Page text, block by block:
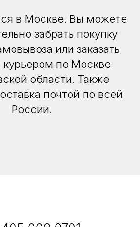
в Москве. Вы можете
забрать покупку
или заказать
курьером по Москве
области. Также
почтой по всей
России.